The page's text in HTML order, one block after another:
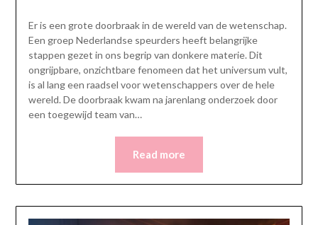
Er is een grote doorbraak in de wereld van de wetenschap.
Een groep Nederlandse speurders heeft belangrijke
stappen gezet in ons begrip van donkere materie. Dit
ongrijpbare, onzichtbare fenomeen dat het universum vult,
is al lang een raadsel voor wetenschappers over de hele
wereld. De doorbraak kwam na jarenlang onderzoek door
een toegewijd team van…
Read more